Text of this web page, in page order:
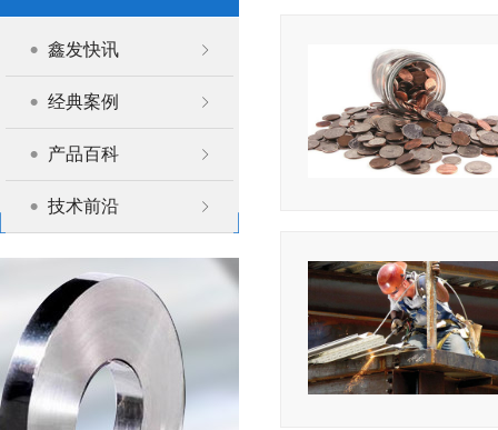
鑫发快讯
经典案例
产品百科
技术前沿